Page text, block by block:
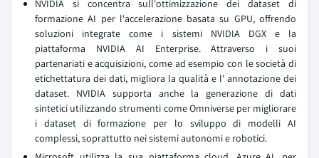
NVIDIA si concentra sull'ottimizzazione dei dataset di
formazione AI per l'accelerazione basata su GPU, offrendo
soluzioni integrate come i sistemi NVIDIA DGX e la
piattaforma NVIDIA AI Enterprise. Attraverso i suoi
partenariati e acquisizioni, come ad esempio con le società di
etichettatura dei dati, migliora la qualità e l' annotazione dei
dataset. NVIDIA supporta anche la generazione di dati
sintetici utilizzando strumenti come Omniverse per migliorare
i dataset di formazione per lo sviluppo di modelli AI
complessi, soprattutto nei sistemi autonomi e robotici.